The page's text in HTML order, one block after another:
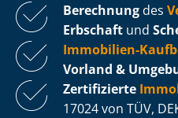
Berechnung des
Erbschaft und
Immobilien-
Vorland &
Zertifizierte
17024 von TÜV,